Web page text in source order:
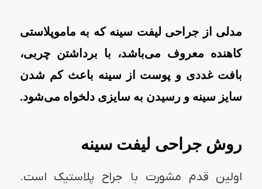
مدلی از جراحی لیفت سینه که به ماموپلاستی
کاهنده معروف می‌باشد، با برداشتن چربی،
بافت غددی و پوست از سینه باعث کم شدن
سایز سینه و رسیدن به سایزی دلخواه می‌شود.
روش جراحی لیفت سینه
اولین قدم مشورت با جراح پلاستیک است.